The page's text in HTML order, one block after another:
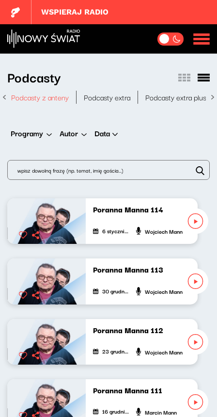
WSPIERAJ RADIO
Podcasty
Podcasty z anteny Podcasty extra Podcasty extra plus
Programy Autor Data
Poranna Manna 114
6 stycznia 2023 Wojciech Mann
Poranna Manna 113
30 grudnia 2022 Wojciech Mann
Poranna Manna 112
23 grudnia 2022 Wojciech Mann
Poranna Manna 111
16 grudnia 2022 Marcin Mann